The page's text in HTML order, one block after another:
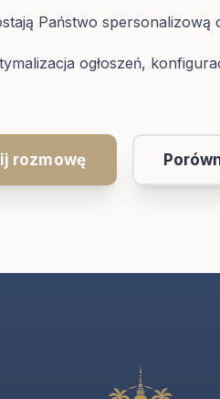
Państwo spersonalizową
ogłoszeń,
rozmowę